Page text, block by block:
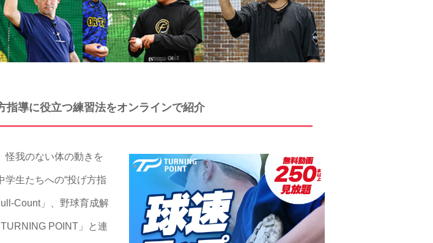
導に役立つ練習法をオンラインで紹介
我のない体の動きを
生たちへの“投げ方指
Count」、野球育成解
POINT」と連